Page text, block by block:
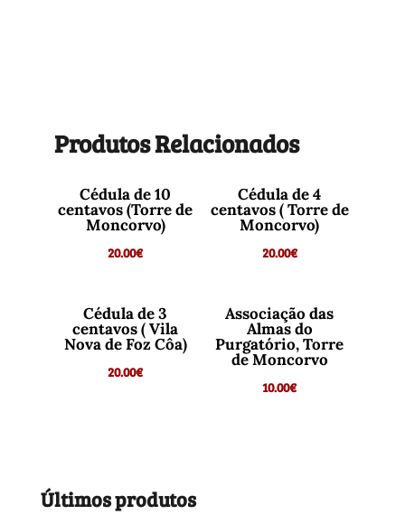
Produtos Relacionados
Cédula de 10
centavos (Torre de
Moncorvo)
20.00€
Cédula de 4
centavos ( Torre de
Moncorvo)
20.00€
Cédula de 3
centavos ( Vila
Nova de Foz Côa)
20.00€
Associação das
Almas do
Purgatório, Torre
de Moncorvo
10.00€
Últimos produtos